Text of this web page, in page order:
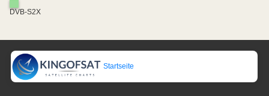
DVB-S2X
Startseite